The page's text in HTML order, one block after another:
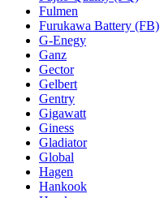
Fulmen
Furukawa Battery (FB)
G-Enegy
Ganz
Gector
Gelbert
Gentry
Gigawatt
Giness
Gladiator
Global
Hagen
Hankook